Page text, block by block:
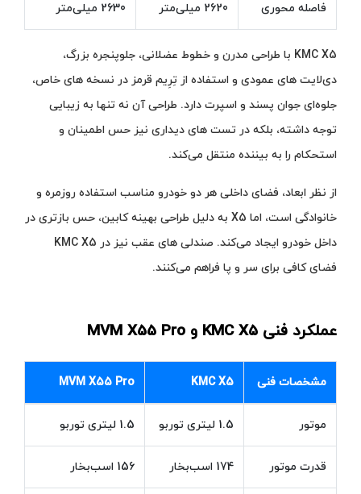
فاصله محوری 2620 میلی‌متر 2630 میلی‌متر
KMC X5 با طراحی مدرن و خطوط عضلانی، جلوپنجره‌ بزرگ،
دی‌لایت‌ های عمودی و استفاده از تِرِیم قرمز در نسخه‌ های خاص،
جلوه‌ای جوان‌ پسند و اسپرت دارد. طراحی آن نه‌ تنها به زیبایی
توجه داشته، بلکه در تست‌ های دیداری نیز حس اطمینان و
استحکام را به بیننده منتقل می‌کند.
از نظر ابعاد، فضای داخلی هر دو خودرو مناسب استفاده روزمره و
خانوادگی است، اما X5 به دلیل طراحی بهینه کابین، حس بازتری در
داخل خودرو ایجاد می‌کند. صندلی‌ های عقب نیز در KMC X5
فضای کافی برای سر و پا فراهم می‌کنند.
عملکرد فنی KMC X5 و MVM X55 Pro
مشخصات فنی KMC X5
MVM X55 Pro
موتور 1.5 لیتری توربو 1.5 لیتری توربو
قدرت موتور 174 اسب‌بخار 156 اسب‌بخار